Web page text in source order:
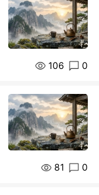
106 0
81 0